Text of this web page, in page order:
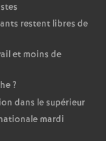
restent libres de
et moins de
?
dans le supérieur
mardi